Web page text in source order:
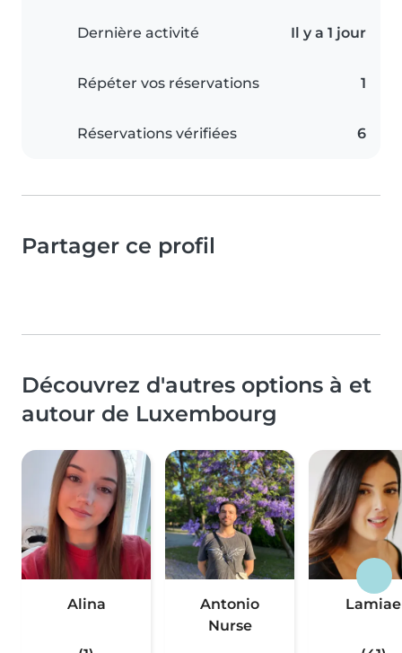
Dernière activité Il y a 1 jour
Répéter vos réservations 1
Réservations vérifiées 6
Partager ce profil
Découvrez d'autres options à et
autour de Luxembourg
Alina
Antonio
Nurse
Lamiae